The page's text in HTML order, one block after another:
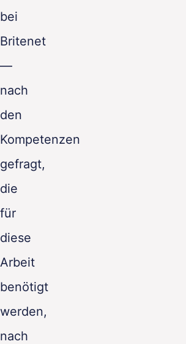
bei
Britenet
—
nach
den
Kompetenzen
gefragt,
die
für
diese
Arbeit
benötigt
werden,
nach